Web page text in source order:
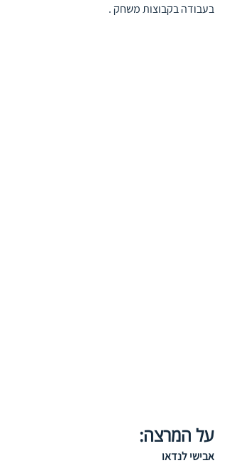
בעבודה בקבוצות משחק .
על המרצה:
אבישי לנדאו